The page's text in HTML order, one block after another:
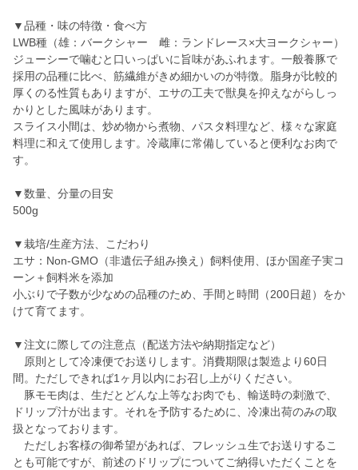
▼品種・味の特徴・食べ方
LWB種（雄：バークシャー 雌：ランドレース×大ヨークシャー）
ジューシーで噛むと口いっぱいに旨味があふれます。一般養豚で
採用の品種に比べ、筋繊維がきめ細かいのが特徴。脂身が比較的
厚くのる性質もありますが、エサの工夫で獣臭を抑えながらしっ
かりとした風味があります。
スライス小間は、炒め物から煮物、パスタ料理など、様々な家庭
料理に和えて使用します。冷蔵庫に常備していると便利なお肉で
す。
▼数量、分量の目安
500g
▼栽培/生産方法、こだわり
エサ：Non-GMO（非遺伝子組み換え）飼料使用、ほか国産子実コ
ーン＋飼料米を添加
小ぶりで子数が少なめの品種のため、手間と時間（200日超）をか
けて育てます。
▼注文に際しての注意点（配送方法や納期指定など）
原則として冷凍便でお送りします。消費期限は製造より60日
間。ただしできれば1ヶ月以内にお召し上がりください。
豚モモ肉は、生だとどんな上等なお肉でも、輸送時の刺激で、
ドリップ汁が出ます。それを予防するために、冷凍出荷のみの取
扱となっております。
ただしお客様の御希望があれば、フレッシュ生でお送りするこ
とも可能ですが、前述のドリップについてご納得いただくことを